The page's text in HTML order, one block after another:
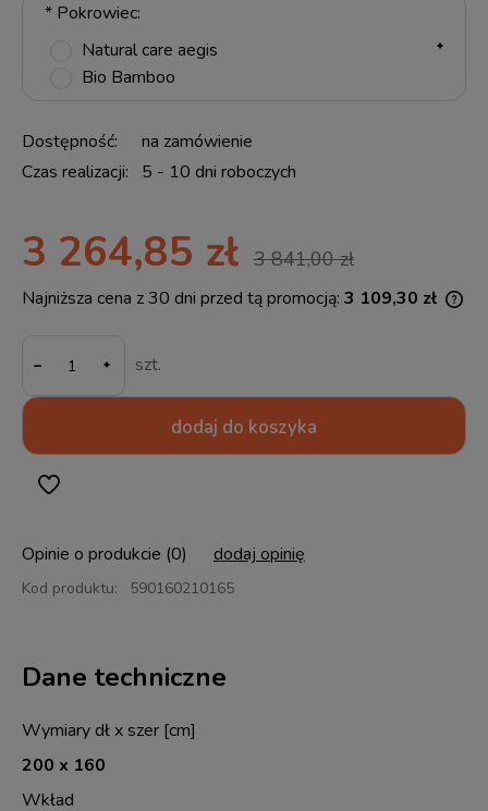
* Pokrowiec:
Natural care aegis
Bio Bamboo
Dostępność:
na zamówienie
Czas realizacji:
5 - 10 dni roboczych
3 264,85 zł 3 841,00 zł
Najniższa cena z 30 dni przed tą promocją: 3 109,30 zł
- szt.
dodaj do koszyka
Kod produktu: 590160210165
Opinie o produkcie (0) dodaj opinię
Dane techniczne
Wymiary dł x szer [cm]
200 x 160
Wkład